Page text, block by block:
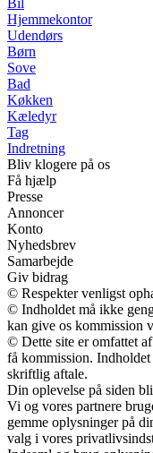
Hjemmekontor
Udendørs
Børn
Sove
Bad
Køkken
Kæledyr
Tag
Indretning
Bliv klogere på os
Få hjælp
Presse
Annoncer
Konto
Nyhedsbrev
Samarbejde
Giv bidrag
© Respekter venligst
© Indholdet må ikke
kan give os kommission
© Dette site er omfattet
få kommission.
skriftlig aftale.
Din oplevelse på siden
Vi og vores partnere
gemme oplysninger på
valg i vores